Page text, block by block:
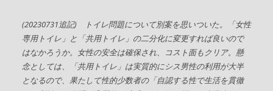
(20230731追記) トイレ問題について別案を思いついた。「女性
専用トイレ」と「共用トイレ」の二分化に変更すれば良いので
はなかろうか。女性の安全は確保され、コスト面もクリア。懸
念としては、「共用トイレ」は実質的にシス男性の利用が大半
となるので、果たして性的少数者の「自認する性で生活を貫徹